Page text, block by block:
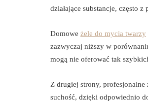
działające substancje, często
Domowe żele do mycia twarzy
zazwyczaj niższy w
mogą nie oferować tak
Z drugiej strony,
suchość, dzięki odpowiednio